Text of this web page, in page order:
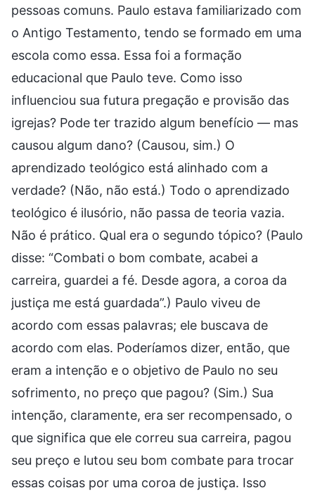
pessoas comuns. Paulo estava familiarizado com
o Antigo Testamento, tendo se formado em uma
escola como essa. Essa foi a formação
educacional que Paulo teve. Como isso
influenciou sua futura pregação e provisão das
igrejas? Pode ter trazido algum benefício — mas
causou algum dano? (Causou, sim.) O
aprendizado teológico está alinhado com a
verdade? (Não, não está.) Todo o aprendizado
teológico é ilusório, não passa de teoria vazia.
Não é prático. Qual era o segundo tópico? (Paulo
disse: “Combati o bom combate, acabei a
carreira, guardei a fé. Desde agora, a coroa da
justiça me está guardada”.) Paulo viveu de
acordo com essas palavras; ele buscava de
acordo com elas. Poderíamos dizer, então, que
eram a intenção e o objetivo de Paulo no seu
sofrimento, no preço que pagou? (Sim.) Sua
intenção, claramente, era ser recompensado, o
que significa que ele correu sua carreira, pagou
seu preço e lutou seu bom combate para trocar
essas coisas por uma coroa de justiça. Isso